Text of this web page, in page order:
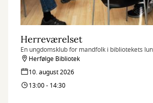
Herreværelset
En ungdomsklub for mandfolk i bibliotekets
Herfølge Bibliotek
10. august 2026
13:00 - 14:30